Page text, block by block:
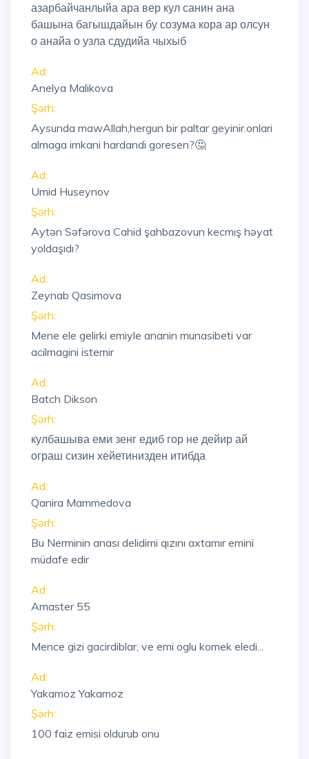
азарбайчанлыйа ара вер кул санин ана
башына багышдайын бу созума кора ар олсун
о анайа о узла сдудийа чыхыб
Ad:
Anelya Malikova
Şərh:
Aysunda mawAllah,hergun bir paltar geyinir.onlari
almaga imkani hardandi goresen?🤔
Ad:
Umid Huseynov
Şərh:
Aytən Səfərova Cahid şahbazovun kecmış həyat
yoldaşıdı?
Ad:
Zeynab Qasimova
Şərh:
Mene ele gelirki emiyle ananin munasibeti var
acilmagini istemir
Ad:
Batch Dikson
Şərh:
кулбашыва еми зенг едиб гор не дейир ай
ограш сизин хейетинизден итибда
Ad:
Qanira Mammedova
Şərh:
Bu Nerminin anası delidimi qızını axtamır emini
müdafe edir
Ad:
Amaster 55
Şərh:
Mence gizi gacirdiblar, ve emi oglu komek eledi...
Ad:
Yakamoz Yakamoz
Şərh:
100 faiz emisi oldurub onu